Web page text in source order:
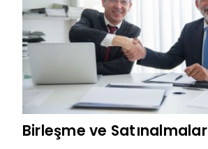
Birleşme ve Satınalmalar